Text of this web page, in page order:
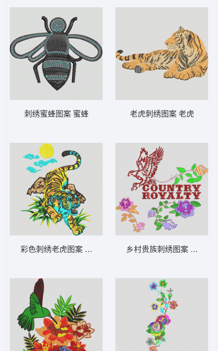
刺绣蜜蜂图案 蜜蜂
彩色刺绣老虎图案 老虎
老虎刺绣图案 老虎
乡村贵族刺绣图案 靓花